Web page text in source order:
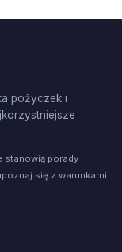
pożyczek i
stanowią porady
się z warunkami